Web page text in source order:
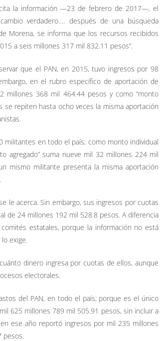
la información —23 de febrero de 2017—, el
verdadero…. después de una búsqueda
Morena, se informa que los recursos recibidos
a seis millones 317 mil 832.11 pesos”.
que el PAN, en 2015, tuvo ingresos por 98
en el rubro específico de aportación de
millones 368 mil 464.44 pesos y como “monto
se repiten hasta ocho veces la misma aportación
militantes en todo el país; como monto individual
agregado” suma nueve mil 32 millones 224 mil
mismo militante presenta la misma aportación
le acerca. Sin embargo, sus ingresos por cuotas
de 24 millones 192 mil 528.8 pesos. A diferencia
estatales, porque la información no está
exige.
dinero ingresa por cuotas de ellos, aunque
electorales.
del PAN, en todo el país; porque es el único
625 millones 789 mil 505.91 pesos, sin incluir a
ese año reportó ingresos por mil 235 millones
pesos.